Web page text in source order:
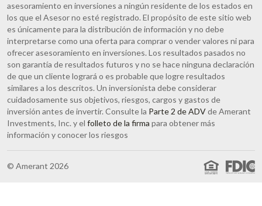
asesoramiento en inversiones a ningún residente de los estados en
los que el Asesor no esté registrado. El propósito de este sitio web
es únicamente para la distribución de información y no debe
interpretarse como una oferta para comprar o vender valores ni para
ofrecer asesoramiento en inversiones. Los resultados pasados no
son garantía de resultados futuros y no se hace ninguna declaración
de que un cliente logrará o es probable que logre resultados
similares a los descritos. Un inversionista debe considerar
cuidadosamente sus objetivos, riesgos, cargos y gastos de
inversión antes de invertir. Consulte la Parte 2 de ADVde Amerant
Investments, Inc. y el folleto de la firma para obtener más
información y conocer los riesgos
© Amerant 2026